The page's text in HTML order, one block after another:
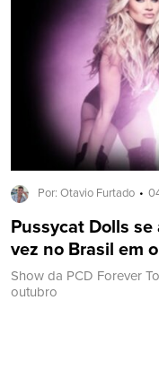
Por: Otavio Furtado
Pussycat Dolls
vez no Brasil em
Show da PCD Forever
outubro